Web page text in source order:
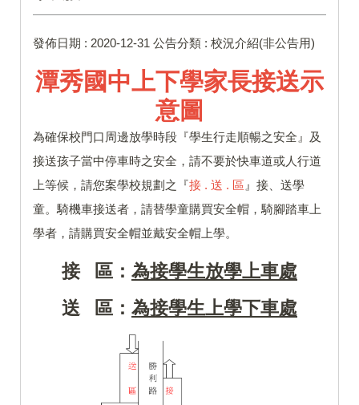
發佈日期 : 2020-12-31 公告分類 : 校況介紹(非公告用)
潭秀國中上下學家長接送示
意圖
為確保校門口周邊放學時段『學生行走順暢之安全』及
接送孩子當中停車時之安全，請不要於快車道或人行道
上等候，請您案學校規劃之『接 . 送 . 區 』接、送學
童。騎機車接送者，請替學童購買安全帽，騎腳踏車上
學者，請購買安全帽並戴安全帽上學。
接 區： 為接學生放學上車處
送 區： 為接學生上學下車處